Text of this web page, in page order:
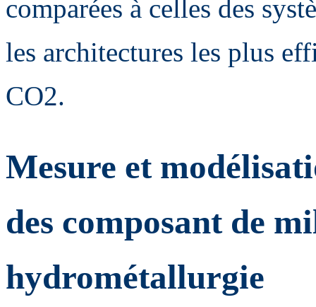
comparées à celles des
les architectures les plus
CO2.
Mesure et
des composant de
hydrométallurgie